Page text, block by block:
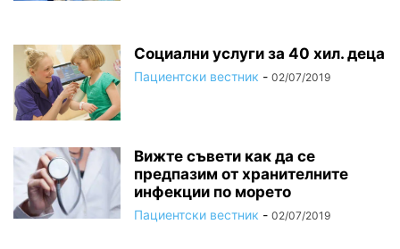
Социални услуги за 40 хил. деца
Пациентски вестник - 02/07/2019
Вижте съвети как да се
предпазим от хранителните
инфекции по морето
Пациентски вестник - 02/07/2019